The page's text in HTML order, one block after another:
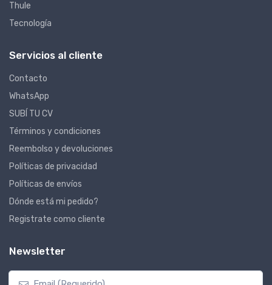
Thule
Tecnología
Servicios al cliente
Contacto
WhatsApp
SUBÍ TU CV
Términos y condiciones
Reembolso y devoluciones
Políticas de privacidad
Políticas de envíos
Dónde está mi pedido?
Registrate como cliente
Newsletter